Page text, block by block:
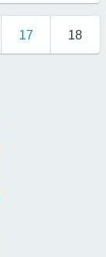
17 18